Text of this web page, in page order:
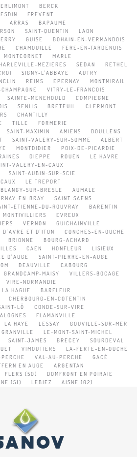
BERCK
FREVENT
ARRAS
BAPAUME
SAINT-QUENTIN
LAON
GUISE
BOHAIN-EN-VERMANDOIS
CHAMOUILLE
FERE-EN-TARDENOIS
MONTCORNET
MARLE
MEZIERES SEDAN
RETHEL
SIGNY-L'ABBAYE
AUTRY
REIMS EPERNAY
MONTMIRAIL
VITRY-LE-FRANCOIS
SAINTE-MENEHOULD
COMPIEGNE
SENLIS BRETEUIL
CLERMONT
CHANTILLY
TILLE
FORMERIE
SAINT-MAXIMIN AMIENS
DOULLENS
SAINT-VALERY-SUR-SOMME
ALBERT
MONTDIDIER
POIX-DE-PICARDIE
DIEPPE ROUEN
LE HAVRE
VALERY-EN-CAUX
SAINT-AUBIN-SUR-SCIE
LE TREPORT
BLANGY-SUR-BRESLE
AUMALE
EN-BRAY
SAINT-SAENS
ETIENNE-DU-ROUVRAY
BARENTIN
MONTIVILLIERS
EVREUX
VERNON
GUICHAINVILLE
D'AVRE ET D'ITON
CONCHES-EN-OUCHE
BRIONNE
BOURG-ACHARD
CAEN HONFLEUR
LISIEUX
D'AUGE
SAINT-PIERRE-EN-AUGE
DEAUVILLE
CABOURG
GRANDCAMP-MAISY
VILLERS-BOCAGE
VIRE-NORMANDIE
LA HAGUE
BARFLEUR
CHERBOURG-EN-COTENTIN
LÔ
CONDE-SUR-VIRE
FLAMANVILLE
LA HAYE LESSAY
GOUVILLE-SUR-MER
GRANVILLE
LE-MONT-SAINT-MICHEL
SAINT-JAMES BRECEY
SOURDEVAL
VIMOUTIERS
LA-FERTE-EN-OUCHE
VAL-AU-PERCHE
GACÉ
EN AUGE
ARGENTAN
FLERS (50)
DOMFRONT EN POIRAIE
(51) LEBIEZ AISNE (02)